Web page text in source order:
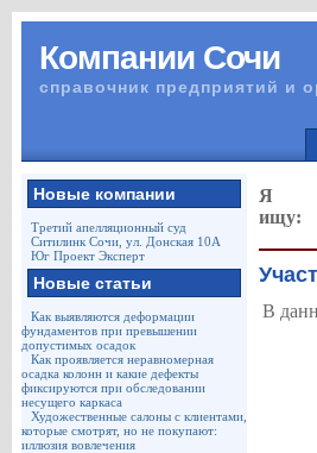
Компании Сочи
справочник предприятий и
Новые компании
Третий апелляционный суд
Ситилинк Сочи, ул. Донская 10А
Юг Проект Эксперт
Новые статьи
Как выявляются деформации
фундаментов при превышении
допустимых осадок
Как проявляется неравномерная
осадка колонн и какие дефекты
фиксируются при обследовании
несущего каркаса
Художественные салоны с клиентами,
которые смотрят, но не покупают:
иллюзия вовлечения
Я
ищу:
В